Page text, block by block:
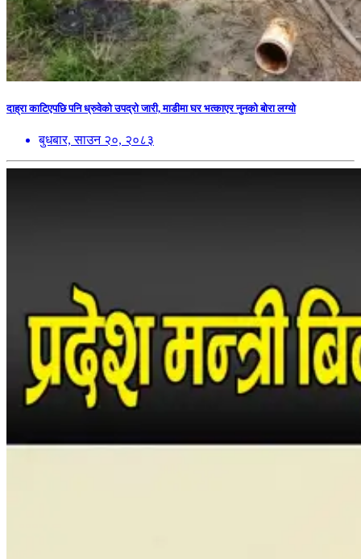
दाह्रा काटिएपछि पनि ध्रुवेको उपद्रो जारी, माडीमा घर भत्काएर नुनको बोरा लग्यो
बुधबार, साउन २०, २०८३